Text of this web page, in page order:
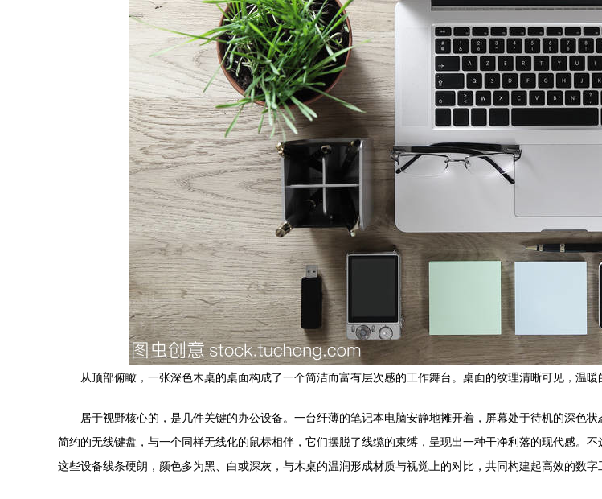
从顶部俯瞰，一张深色木桌的桌面构成了一个简洁而富有层次感的工作舞台。桌面的纹理清晰可见，温
居于视野核心的，是几件关键的办公设备。一台纤薄的笔记本电脑安静地摊开着，屏幕处于待机的深色
简约的无线键盘，与一个同样无线化的鼠标相伴，它们摆脱了线缆的束缚，呈现出一种干净利落的现代感。
这些设备线条硬朗，颜色多为黑、白或深灰，与木桌的温润形成材质与视觉上的对比，共同构建起高效的数字